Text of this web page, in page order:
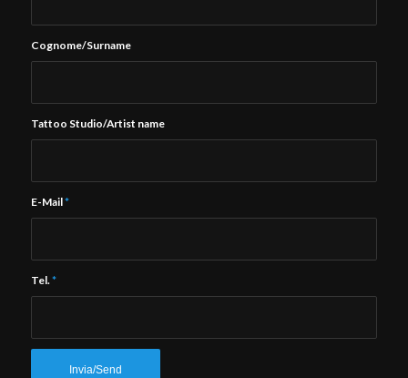
Cognome/Surname
Tattoo Studio/Artist name
E-Mail*
Tel.*